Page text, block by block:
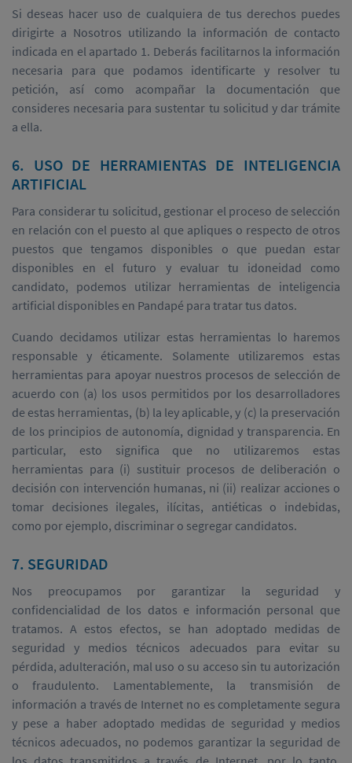
Si deseas hacer uso de cualquiera de tus derechos puedes
dirigirte a Nosotros utilizando la información de contacto
indicada en el apartado 1. Deberás facilitarnos la información
necesaria para que podamos identificarte y resolver tu
petición, así como acompañar la documentación que
consideres necesaria para sustentar tu solicitud y dar trámite
a ella.
6. USO DE HERRAMIENTAS DE INTELIGENCIA
ARTIFICIAL
Para considerar tu solicitud, gestionar el proceso de selección
en relación con el puesto al que apliques o respecto de otros
puestos que tengamos disponibles o que puedan estar
disponibles en el futuro y evaluar tu idoneidad como
candidato, podemos utilizar herramientas de inteligencia
artificial disponibles en Pandapé para tratar tus datos.
Cuando decidamos utilizar estas herramientas lo haremos
responsable y éticamente. Solamente utilizaremos estas
herramientas para apoyar nuestros procesos de selección de
acuerdo con (a) los usos permitidos por los desarrolladores
de estas herramientas, (b) la ley aplicable, y (c) la preservación
de los principios de autonomía, dignidad y transparencia. En
particular, esto significa que no utilizaremos estas
herramientas para (i) sustituir procesos de deliberación o
decisión con intervención humanas, ni (ii) realizar acciones o
tomar decisiones ilegales, ilícitas, antiéticas o indebidas,
como por ejemplo, discriminar o segregar candidatos.
7. SEGURIDAD
Nos preocupamos por garantizar la seguridad y
confidencialidad de los datos e información personal que
tratamos. A estos efectos, se han adoptado medidas de
seguridad y medios técnicos adecuados para evitar su
pérdida, adulteración, mal uso o su acceso sin tu autorización
o fraudulento. Lamentablemente, la transmisión de
información a través de Internet no es completamente segura
y pese a haber adoptado medidas de seguridad y medios
técnicos adecuados, no podemos garantizar la seguridad de